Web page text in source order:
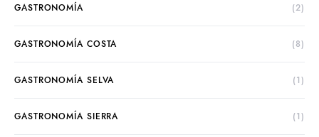
GASTRONOMÍA (2)
GASTRONOMÍA COSTA (8)
GASTRONOMÍA SELVA (1)
GASTRONOMÍA SIERRA (1)